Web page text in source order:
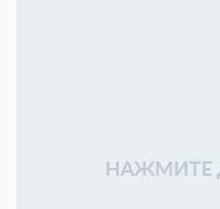
НАЖМИТЕ